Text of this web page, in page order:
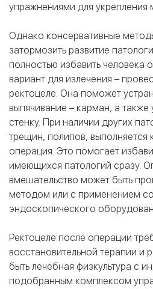
упражнениями для укрепления
Однако консервативные
затормозить развитие
полностью избавить человека
вариант для излечения –
ректоцеле. Она поможет
выпячивание – карман, а также
стенку. При наличии других
трещин, полипов, выполняется
операция. Это помогает
имеющихся патологий сразу.
вмешательство может быть
методом или с применением
эндоскопического
Ректоцеле после операции
восстановительной терапии и
быть лечебная физкультура с
подобранным комплексом